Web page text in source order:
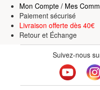
Mon Compte / Mes
Paiement sécurisé
Livraison offerte dès 40€
Retour et Échange
Suivez-nous